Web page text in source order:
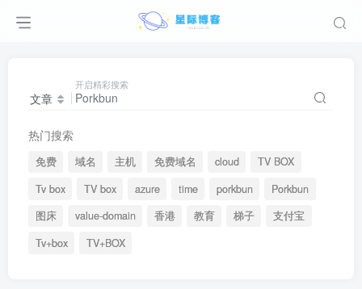
文章
开启精彩搜索
热门搜索
免费 域名 主机 免费域名 cloud
TV BOX
Tv box
TV box azure time porkbun
Porkbun
图床
value-domain 香港 教育 梯子
支付宝
Tv+box
TV+BOX